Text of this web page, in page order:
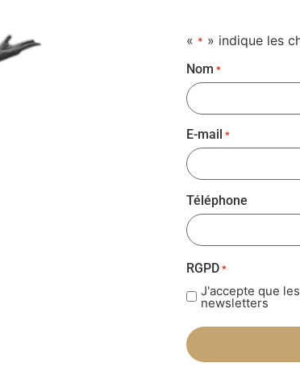
« * » indique les
Nom *
E-mail *
Téléphone
RGPD *
J'accepte que
newsletters